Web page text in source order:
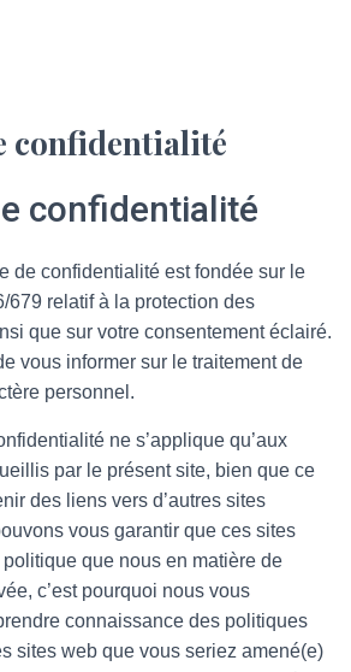
confidentialité
confidentialité
de confidentialité est fondée sur le
679 relatif à la protection des
que sur votre consentement éclairé.
vous informer sur le traitement de
personnel.
ne s’applique qu’aux
par le présent site, bien que ce
des liens vers d’autres sites
vous garantir que ces sites
que nous en matière de
c’est pourquoi nous vous
connaissance des politiques
sites web que vous seriez amené(e)